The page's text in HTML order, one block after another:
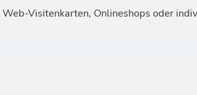
Visitenkarten, Onlineshops oder